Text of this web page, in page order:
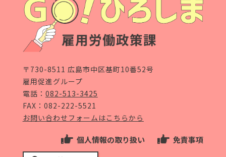
〒730-8511 広島市中区基町10番52号
雇用促進グループ
電話： 082-513-3425
FAX：082-222-5521
お問い合わせフォームはこちらから
個人情報の取り扱い 免責事項